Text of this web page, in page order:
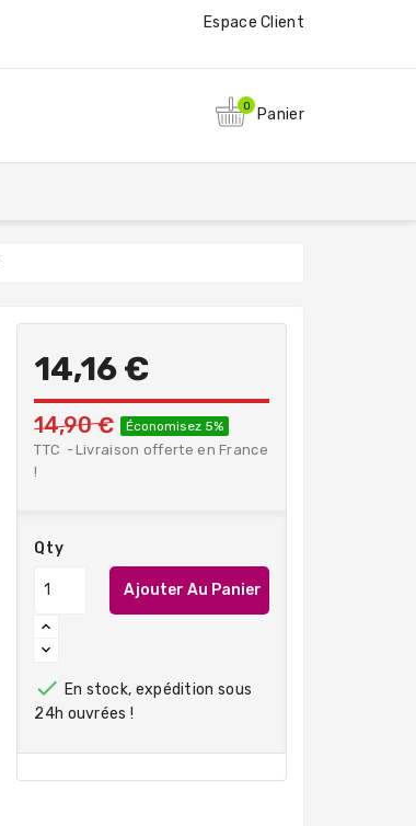
Espace Client
0 Panier
14,16 €
14,90 € Économisez 5%
TTC
Livraison offerte en France
!
Qty
Ajouter Au Panier
 En stock, expédition sous
24h ouvrées !